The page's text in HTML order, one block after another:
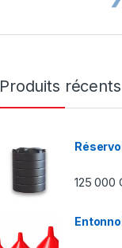
Produits récents
125 000